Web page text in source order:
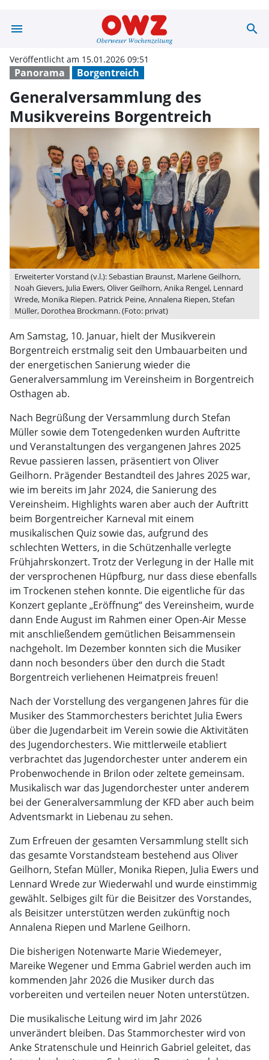
menu search
Panorama Borgentreich
Veröffentlicht am 15.01.2026 09:51
Generalversammlung des
Musikvereins Borgentreich
Erweiterter Vorstand (v.l.): Sebastian Braunst, Marlene Geilhorn,
Noah Gievers, Julia Ewers, Oliver Geilhorn, Anika Rengel, Lennard
Wrede, Monika Riepen. Patrick Peine, Annalena Riepen, Stefan
Müller, Dorothea Brockmann. (Foto: privat)
Am Samstag, 10. Januar, hielt der Musikverein
Borgentreich erstmalig seit den Umbauarbeiten und
der energetischen Sanierung wieder die
Generalversammlung im Vereinsheim in Borgentreich
Osthagen ab.
Nach Begrüßung der Versammlung durch Stefan
Müller sowie dem Totengedenken wurden Auftritte
und Veranstaltungen des vergangenen Jahres 2025
Revue passieren lassen, präsentiert von Oliver
Geilhorn. Prägender Bestandteil des Jahres 2025 war,
wie im bereits im Jahr 2024, die Sanierung des
Vereinsheim. Highlights waren aber auch der Auftritt
beim Borgentreicher Karneval mit einem
musikalischen Quiz sowie das, aufgrund des
schlechten Wetters, in die Schützenhalle verlegte
Frühjahrskonzert. Trotz der Verlegung in der Halle mit
der versprochenen Hüpfburg, nur dass diese ebenfalls
im Trockenen stehen konnte. Die eigentliche für das
Konzert geplante „Eröffnung“ des Vereinsheim, wurde
dann Ende August im Rahmen einer Open-Air Messe
mit anschließendem gemütlichen Beisammensein
nachgeholt. Im Dezember konnten sich die Musiker
dann noch besonders über den durch die Stadt
Borgentreich verliehenen Heimatpreis freuen!
Nach der Vorstellung des vergangenen Jahres für die
Musiker des Stammorchesters berichtet Julia Ewers
über die Jugendarbeit im Verein sowie die Aktivitäten
des Jugendorchesters. Wie mittlerweile etabliert
verbrachtet das Jugendorchester unter anderem ein
Probenwochende in Brilon oder zeltete gemeinsam.
Musikalisch war das Jugendorchester unter anderem
bei der Generalversammlung der KFD aber auch beim
Adventsmarkt in Liebenau zu sehen.
Zum Erfreuen der gesamten Versammlung stellt sich
das gesamte Vorstandsteam bestehend aus Oliver
Geilhorn, Stefan Müller, Monika Riepen, Julia Ewers und
Lennard Wrede zur Wiederwahl und wurde einstimmig
gewählt. Selbiges gilt für die Beisitzer des Vorstandes,
als Beisitzer unterstützen werden zukünftig noch
Annalena Riepen und Marlene Geilhorn.
Die bisherigen Notenwarte Marie Wiedemeyer,
Mareike Wegener und Emma Gabriel werden auch im
kommenden Jahr 2026 die Musiker durch das
vorbereiten und verteilen neuer Noten unterstützen.
Die musikalische Leitung wird im Jahr 2026
unverändert bleiben. Das Stammorchester wird von
Anke Stratenschule und Heinrich Gabriel geleitet, das